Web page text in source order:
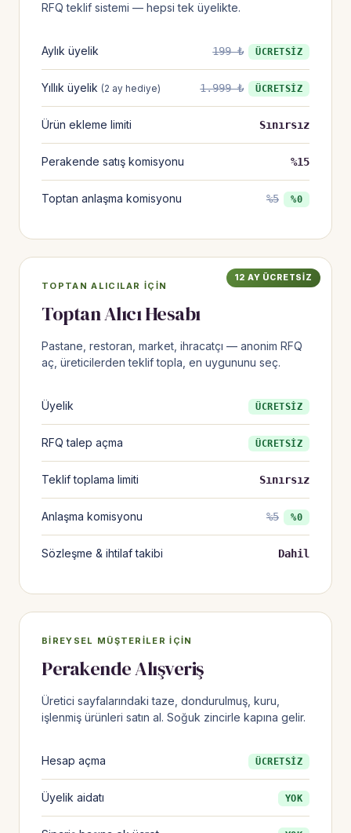
RFQ teklif sistemi — hepsi tek üyelikte.
Aylık üyelik 199 ₺ ÜCRETSİZ
Yıllık üyelik (2 ay hediye) 1.999 ₺ ÜCRETSİZ
Ürün ekleme limiti Sınırsız
Perakende satış komisyonu %15
Toptan anlaşma komisyonu %5 %0
12 AY ÜCRETSIZ
TOPTAN ALICILAR IÇIN
Toptan Alıcı Hesabı
Pastane, restoran, market, ihracatçı — anonim RFQ
aç, üreticilerden teklif topla, en uygununu seç.
Üyelik ÜCRETSİZ
RFQ talep açma ÜCRETSİZ
Teklif toplama limiti Sınırsız
Anlaşma komisyonu %5 %0
Sözleşme & ihtilaf takibi Dahil
BIREYSEL MÜŞTERILER IÇIN
Perakende Alışveriş
Üretici sayfalarındaki taze, dondurulmuş, kuru,
işlenmiş ürünleri satın al. Soğuk zincirle kapına gelir.
Hesap açma ÜCRETSİZ
Üyelik aidatı YOK